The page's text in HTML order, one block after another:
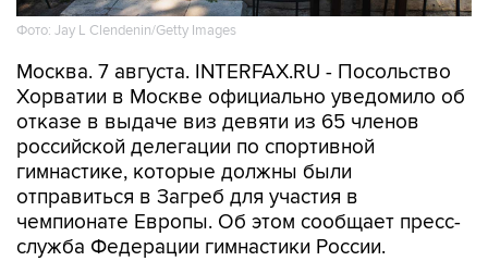
Фото: Jay L Clendenin/Getty Images
Москва. 7 августа. INTERFAX.RU - Посольство
Хорватии в Москве официально уведомило об
отказе в выдаче виз девяти из 65 членов
российской делегации по спортивной
гимнастике, которые должны были
отправиться в Загреб для участия в
чемпионате Европы. Об этом сообщает пресс-
служба Федерации гимнастики России.